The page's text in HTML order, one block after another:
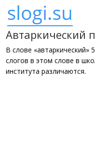
Автаркический
В слове «автаркический»
слогов в этом слове в
института различаются.